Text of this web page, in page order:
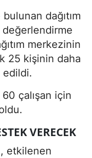
dağıtım
merkezinin
25 kişinin daha
çalışan için
VERECEK
etkilenen